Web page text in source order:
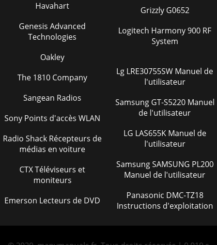
Havahart
Genesis Advanced
Technologies
Oakley
The 1810 Company
Sangean Radios
Sony Points d'accès WLAN
Radio Shack Récepteurs de
médias en voiture
CTX Téléviseurs et
moniteurs
Emerson Lecteurs de DVD
Grizzly G0652
Logitech Harmony 900 RF
System
Lg LRE30755SW Manuel de
l'utilisateur
Samsung GT-S5220 Manuel
de l'utilisateur
LG LAS655K Manuel de
l'utilisateur
Samsung SAMSUNG PL200
Manuel de l'utilisateur
Panasonic DMC-TZ18
Instructions d'exploitation